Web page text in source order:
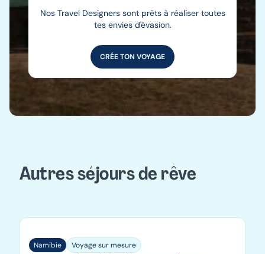
Nos Travel Designers sont prêts à réaliser toutes
tes envies d'évasion.
CRÉE TON VOYAGE
Autres séjours de rêve
Namibie
Namibie Voyage sur mesure